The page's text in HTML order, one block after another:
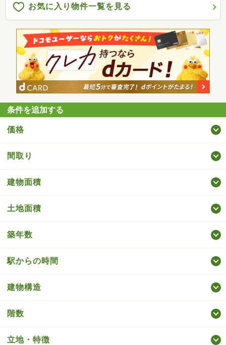
お気に入り物件一覧を見る
条件を追加する
価格
間取り
建物面積
土地面積
築年数
駅からの時間
建物構造
階数
立地・特徴